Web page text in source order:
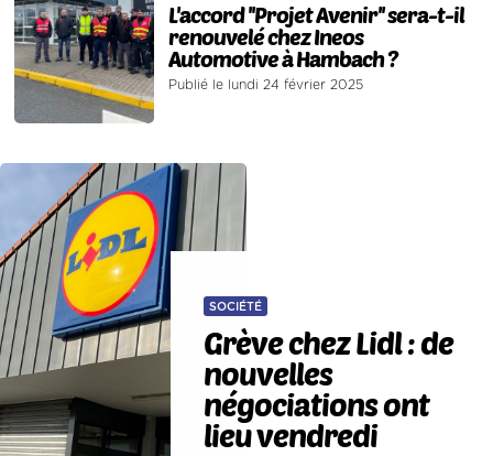
L'accord ''Projet Avenir'' sera-t-il
renouvelé chez Ineos
Automotive à Hambach ?
Publié le lundi 24 février 2025
SOCIÉTÉ
Grève chez Lidl : de
nouvelles
négociations ont
lieu vendredi